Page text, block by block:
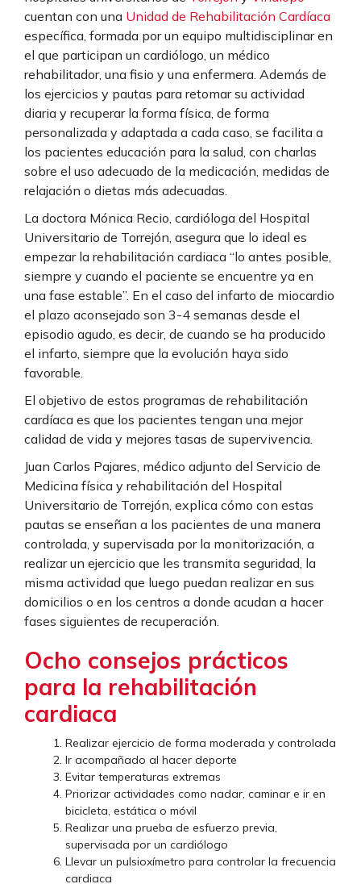
cuentan con una Unidad de Rehabilitación Cardíaca
específica, formada por un equipo multidisciplinar en
el que participan un cardiólogo, un médico
rehabilitador, una fisio y una enfermera. Además de
los ejercicios y pautas para retomar su actividad
diaria y recuperar la forma física, de forma
personalizada y adaptada a cada caso, se facilita a
los pacientes educación para la salud, con charlas
sobre el uso adecuado de la medicación, medidas de
relajación o dietas más adecuadas.
La doctora Mónica Recio, cardióloga del Hospital
Universitario de Torrejón, asegura que lo ideal es
empezar la rehabilitación cardiaca “lo antes posible,
siempre y cuando el paciente se encuentre ya en
una fase estable”. En el caso del infarto de miocardio
el plazo aconsejado son 3-4 semanas desde el
episodio agudo, es decir, de cuando se ha producido
el infarto, siempre que la evolución haya sido
favorable.
El objetivo de estos programas de rehabilitación
cardíaca es que los pacientes tengan una mejor
calidad de vida y mejores tasas de supervivencia.
Juan Carlos Pajares, médico adjunto del Servicio de
Medicina física y rehabilitación del Hospital
Universitario de Torrejón, explica cómo con estas
pautas se enseñan a los pacientes de una manera
controlada, y supervisada por la monitorización, a
realizar un ejercicio que les transmita seguridad, la
misma actividad que luego puedan realizar en sus
domicilios o en los centros a donde acudan a hacer
fases siguientes de recuperación.
Ocho consejos prácticos
para la rehabilitación
cardiaca
Realizar ejercicio de forma moderada y controlada
Ir acompañado al hacer deporte
Evitar temperaturas extremas
Priorizar actividades como nadar, caminar e ir en
bicicleta, estática o móvil
Realizar una prueba de esfuerzo previa,
supervisada por un cardiólogo
Llevar un pulsioxímetro para controlar la frecuencia
cardiaca